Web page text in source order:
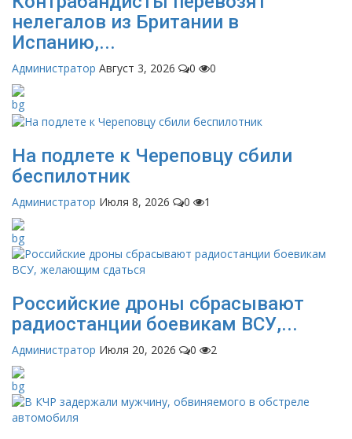
нелегалов из Британии в
Испанию,...
Администратор Август 3, 2026 0 0
На подлете к Череповцу сбили
беспилотник
Администратор Июля 8, 2026 0 1
Российские дроны сбрасывают
радиостанции боевикам ВСУ,...
Администратор Июля 20, 2026 0 2